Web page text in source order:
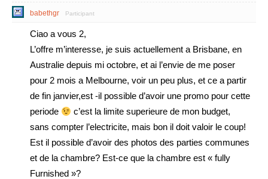
babethgr Participant
Ciao a vous 2,
L’offre m’interesse, je suis actuellement a Brisbane, en
Australie depuis mi octobre, et ai l’envie de me poser
pour 2 mois a Melbourne, voir un peu plus, et ce a partir
de fin janvier,est -il possible d’avoir une promo pour cette
periode
c’est la limite superieure de mon budget,
sans compter l’electricite, mais bon il doit valoir le coup!
Est il possible d’avoir des photos des parties communes
et de la chambre? Est-ce que la chambre est « fully
Furnished »?